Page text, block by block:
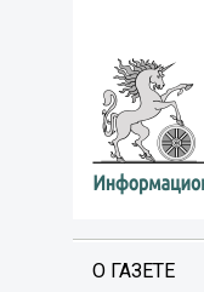
О ГАЗЕТЕ